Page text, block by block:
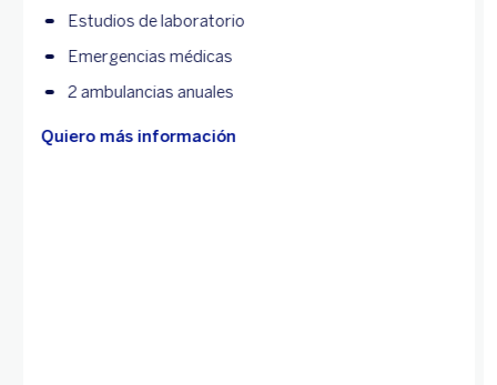
Estudios de laboratorio
Emergencias médicas
2 ambulancias anuales
Quiero más información